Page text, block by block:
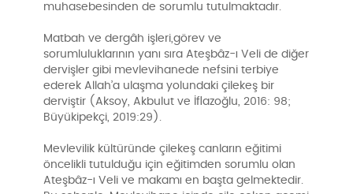
muhasebesinden de sorumlu tutulmaktadır.
Matbah ve dergâh işleri,görev ve
sorumluluklarının yanı sıra Ateşbâz-ı Veli de diğer
dervişler gibi mevlevihanede nefsini terbiye
ederek Allah’a ulaşma yolundaki çilekeş bir
derviştir (Aksoy, Akbulut ve İflazoğlu, 2016: 98;
Büyükipekçi, 2019:29).
Mevlevilik kültüründe çilekeş canların eğitimi
öncelikli tutulduğu için eğitimden sorumlu olan
Ateşbâz-ı Veli ve makamı en başta gelmektedir.